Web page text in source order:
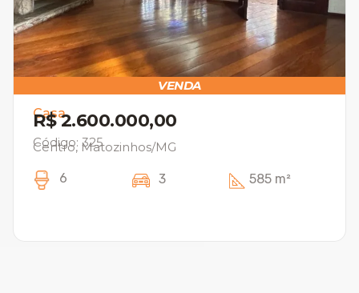
VENDA
Casa
R$ 2.600.000,00
Código: 325
Centro, Matozinhos/MG
6 3 585 m²